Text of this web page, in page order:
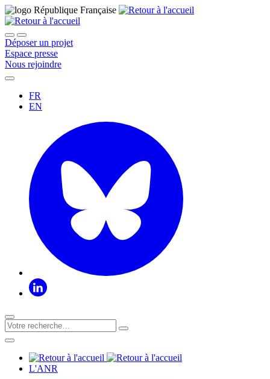
Déposer un projet
Espace presse
Nous rejoindre
FR
EN
L'ANR